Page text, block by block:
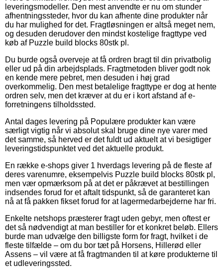
leveringsmodeller. Den mest anvendte er nu om stunder
afhentningssteder, hvor du kan afhente dine produkter når
du har mulighed for det. Fragtløsningen er altså meget nem,
og desuden derudover den mindst kostelige fragttype ved
køb af Puzzle build blocks 80stk pl.
Du burde også overveje at få ordren bragt til din privatbolig
eller ud på din arbejdsplads. Fragtmetoden bliver godt nok
en kende mere pebret, men desuden i høj grad
overkommelig. Den mest betalelige fragttype er dog at hente
ordren selv, men det kræver at du er i kort afstand af e-
forretningens tilholdssted.
Antal dages levering på Populære produkter kan være
særligt vigtig når vi absolut skal bruge dine nye varer med
det samme, så herved er det fuldt ud aktuelt at vi besigtiger
leveringstidspunktet ved det aktuelle produkt.
En række e-shops giver 1 hverdags levering på de fleste af
deres varenumre, eksempelvis Puzzle build blocks 80stk pl,
men vær opmærksom på at det er påkrævet at bestillingen
indsendes forud for et aftalt tidspunkt, så de garanteret kan
nå at få pakken fikset forud for at lagermedarbejderne har fri.
Enkelte netshops præsterer fragt uden gebyr, men oftest er
det så nødvendigt at man bestiller for et konkret beløb. Ellers
burde man udvælge den billigste form for fragt, hvilket i de
fleste tilfælde – om du bor tæt på Horsens, Hillerød eller
Assens – vil være at få fragtmanden til at køre produkterne til
et udleveringssted.